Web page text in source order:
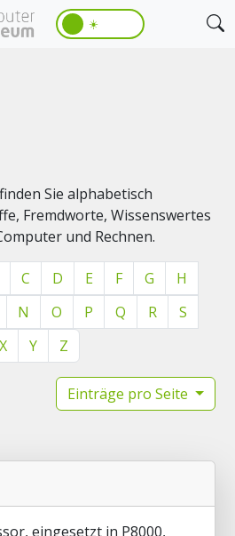
☀️
Sie alphabetisch
Fremdworte, Wissenswertes
und Rechnen.
C D E F G
H
N O P Q R
S
X Y Z
Einträge pro Seite
eingesetzt in P8000,